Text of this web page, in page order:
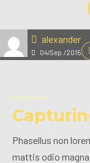
alexander
04/Sep./2015
Phasellus non
mattis odio